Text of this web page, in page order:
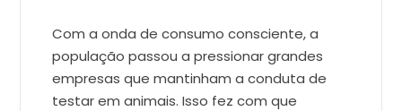
Com a onda de consumo consciente, a
população passou a pressionar grandes
empresas que mantinham a conduta de
testar em animais. Isso fez com que